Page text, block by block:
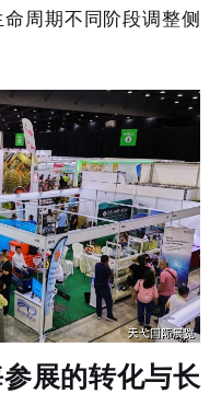
周期不同阶段调整侧
展的转化与长